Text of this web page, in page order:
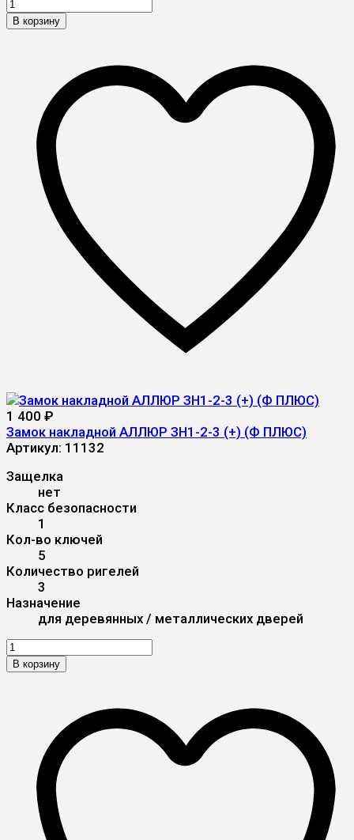
В корзину
1 400 ₽
Замок накладной АЛЛЮР ЗН1-2-3 (+) (Ф ПЛЮС)
Артикул: 11132
Защелка
нет
Класс безопасности
1
Кол-во ключей
5
Количество ригелей
3
Назначение
для деревянных / металлических дверей
В корзину